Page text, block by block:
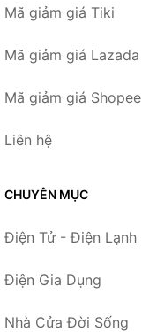
Mã giảm giá Tiki
Mã giảm giá Lazada
Mã giảm giá Shopee
Liên hệ
CHUYÊN MỤC
Điện Tử - Điện Lạnh
Điện Gia Dụng
Nhà Cửa Đời Sống